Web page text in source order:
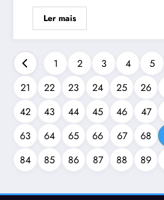
Ler mais
1 2 3 4 5
21
22 23 24 25 26
42
43 44 45 46 47
63
64 65 66 67 68
84
85 86 87 88 89